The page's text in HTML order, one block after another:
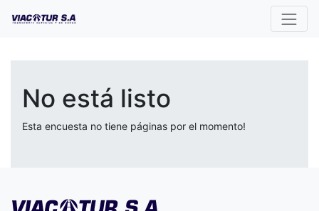
No está listo
Esta encuesta no tiene páginas por el momento!